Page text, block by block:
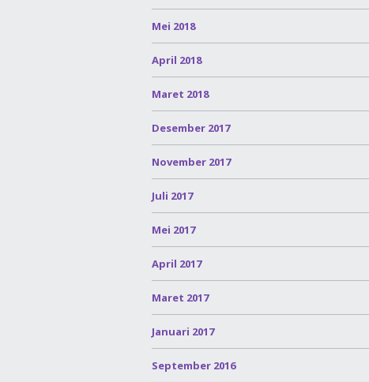
Mei 2018
April 2018
Maret 2018
Desember 2017
November 2017
Juli 2017
Mei 2017
April 2017
Maret 2017
Januari 2017
September 2016